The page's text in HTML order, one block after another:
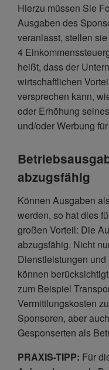
Hierzu müssen Sie
Ausgaben des
veranlasst, stellen
4
heißt, dass der
wirtschaftlichen
versprechen kann,
oder Erhöhung
und/oder Werbung
abzugsfähig
Können Ausgaben
werden, so hat dies
großen Vorteil: Die
abzugsfähig. Nicht
Dienstleistungen
können
zum Beispiel
Vermittlungskosten
Sponsoren, aber
Gesponserten als
PRAXIS-TIPP: Für